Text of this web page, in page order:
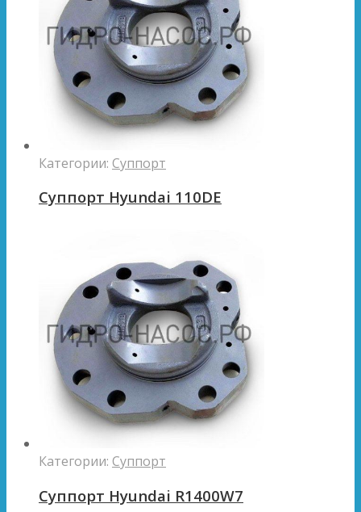
Категории: Суппорт
Суппорт Hyundai 110DE
Категории: Суппорт
Суппорт Hyundai R1400W7